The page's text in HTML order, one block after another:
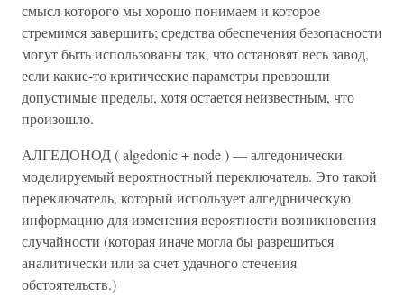
смысл которого мы хорошо понимаем и которое
стремимся завершить; средства обеспечения безопасности
могут быть использованы так, что остановят весь завод,
если какие-то критические параметры превзошли
допустимые пределы, хотя остается неизвестным, что
произошло.
АЛГЕДОНОД ( algedonic + node ) — алгедонически
моделируемый вероятностный переключатель. Это такой
переключатель, который использует алгедрническую
информацию для изменения вероятности возникновения
случайности (которая иначе могла бы разрешиться
аналитически или за счет удачного стечения
обстоятельств.)